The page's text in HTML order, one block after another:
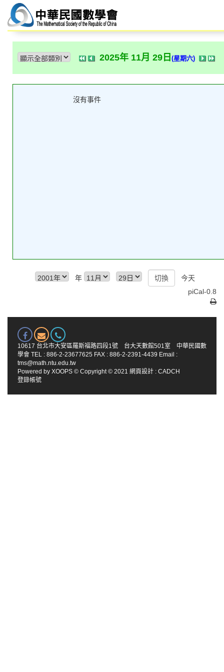
2025年 11月 29日 (星期六)
沒有事件
年
今天
piCal-0.8
10617 台北市大安區羅斯福路四段1號 台大天數館501室 中華民國數
學會 TEL : 886-2-23677625 FAX : 886-2-2391-4439 Email :
tms@math.ntu.edu.tw
Powered by XOOPS © Copyright © 2021 網頁設計 : CADCH
登錄帳號